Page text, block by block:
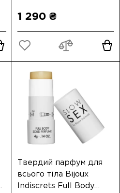
1 290 ₴
Твердий парфум для
всього тіла Bijoux
Indiscrets Full Body